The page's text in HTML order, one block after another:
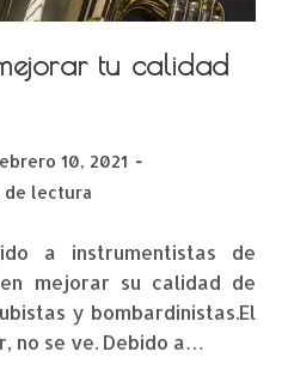
tu calidad
10, 2021
de lectura
a instrumentistas de
mejorar su calidad de
y bombardinistas.El
no se ve. Debido a…